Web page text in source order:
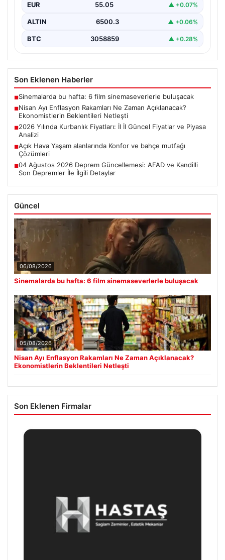
EUR 55.05 ▲ +0.07%
ALTIN 6500.3 ▲ +0.06%
BTC 3058859 ▲ +0.28%
Son Eklenen Haberler
■Sinemalarda bu hafta: 6 film sinemaseverlerle buluşacak
■Nisan Ayı Enflasyon Rakamları Ne Zaman Açıklanacak?
Ekonomistlerin Beklentileri Netleşti
■2026 Yılında Kurbanlık Fiyatları: İl İl Güncel Fiyatlar ve Piyasa
Analizi
■Açık Hava Yaşam alanlarında Konfor ve bahçe mutfağı
Çözümleri
■04 Ağustos 2026 Deprem Güncellemesi: AFAD ve Kandilli
Son Depremler İle İlgili Detaylar
Güncel
06/08/2026
Sinemalarda bu hafta: 6 film sinemaseverlerle buluşacak
05/08/2026
Nisan Ayı Enflasyon Rakamları Ne Zaman Açıklanacak?
Ekonomistlerin Beklentileri Netleşti
Son Eklenen Firmalar